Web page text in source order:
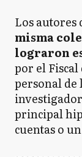
Los autores
misma
lograron
por el
personal de
principal
cuentas o